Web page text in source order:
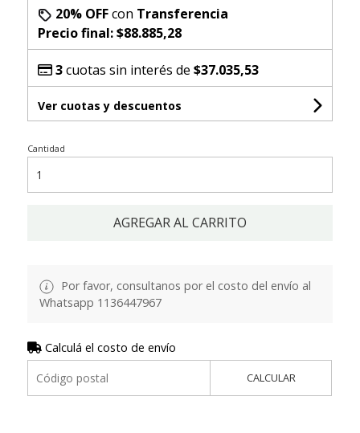
20% OFFcon Transferencia
Precio final:$88.885,28
3cuotas sin interés de $37.035,53
Ver cuotas y descuentos
Cantidad
AGREGAR AL CARRITO
Por favor, consultanos por el costo del envío al
Whatsapp 1136447967
Calculá el costo de envío
CALCULAR